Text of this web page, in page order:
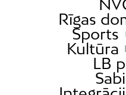
Rīgas
Sports
Kultūra
LB